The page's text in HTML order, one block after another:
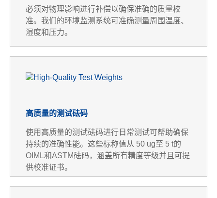
必须对物理影响进行补偿以确保准确的质量校
准。我们的环境监测系统可准确测量周围温度、
湿度和压力。
高质量的测试砝码
使用高质量的测试砝码进行日常测试可帮助确保
持续的准确性能。这些标称值从 50 ug至 5 t的
OIML和ASTM砝码，涵盖所有精度等级并且可提
供校准证书。